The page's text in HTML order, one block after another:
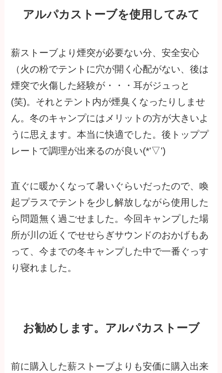
アルパカストーブを使用してみて
薪ストーブより煙突が必要ない分、安全安心
（火の粉でテントに穴が開く心配がない、後は
煙突で火傷した経験が・・・耳がジュっと
(笑)。それとテント内が煙臭くなったりしませ
ん。冬のキャンプにはメリットの方が大きいよ
うに思えます。本当に快適でした。後トッププ
レートで調理が出来るのが良い(*’▽’)
直ぐに暖かくなって暑いぐらいだったので、喚
起プラスでテントを少し解放しながら使用した
ら問題無く過ごせました。今回キャンプした場
所が川の近くでせせらぎサウンドのおかげもあ
って、今までの冬キャンプした中で一番ぐっす
り寝れました。
お勧めします。アルパカストーブ
前に購入した薪ストーブよりも安価に購入出来